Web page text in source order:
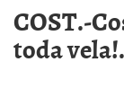
COST.-
toda